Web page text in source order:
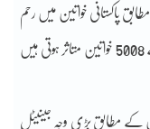
پاکستانی خواتین میں رحم
یا سرویکل کینسر تیسرا بڑا کینسر ہے اور ہر سال اس سے 5008 خواتین متاثر ہوتی ہیں
کے مطابق بڑی وجہ جینیٹل